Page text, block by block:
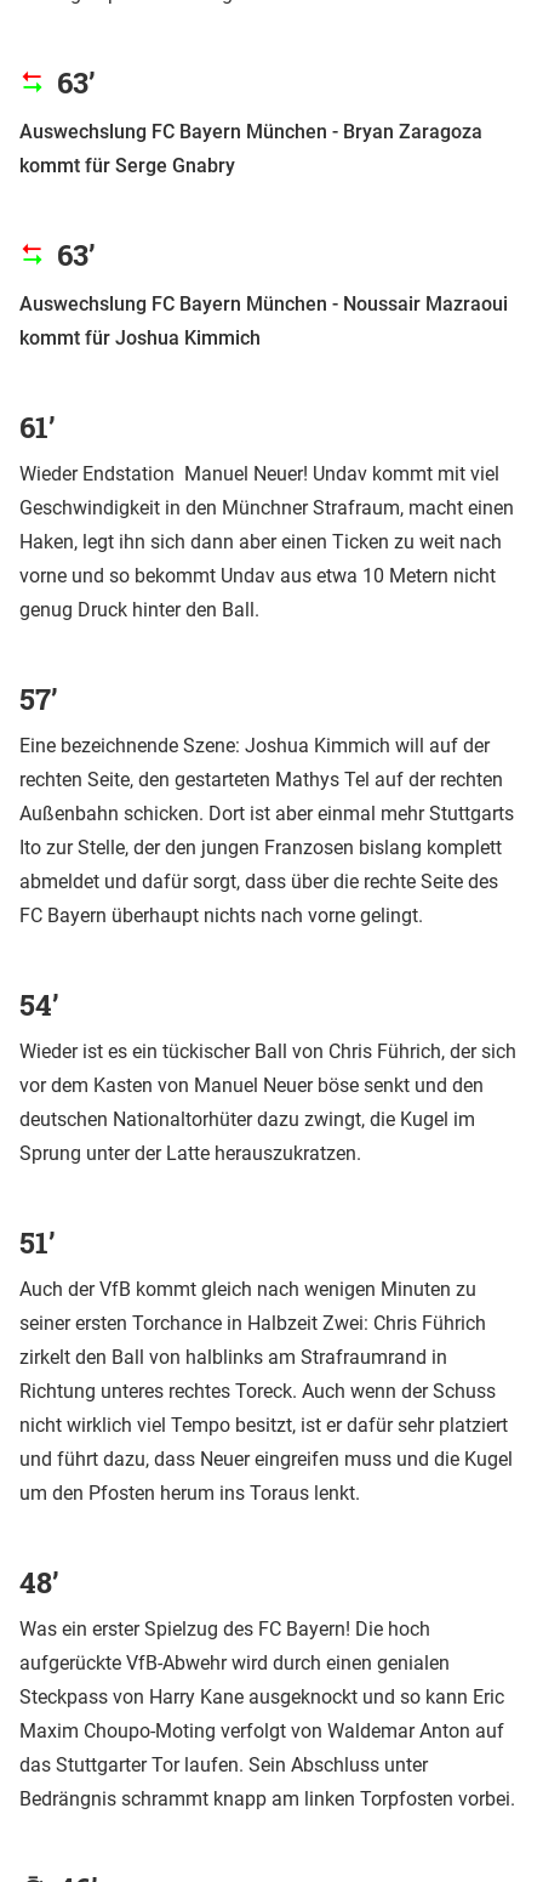
63’
Auswechslung FC Bayern München - Bryan Zaragoza
kommt für Serge Gnabry
63’
Auswechslung FC Bayern München - Noussair Mazraoui
kommt für Joshua Kimmich
61’
Wieder Endstation Manuel Neuer! Undav kommt mit viel
Geschwindigkeit in den Münchner Strafraum, macht einen
Haken, legt ihn sich dann aber einen Ticken zu weit nach
vorne und so bekommt Undav aus etwa 10 Metern nicht
genug Druck hinter den Ball.
57’
Eine bezeichnende Szene: Joshua Kimmich will auf der
rechten Seite, den gestarteten Mathys Tel auf der rechten
Außenbahn schicken. Dort ist aber einmal mehr Stuttgarts
Ito zur Stelle, der den jungen Franzosen bislang komplett
abmeldet und dafür sorgt, dass über die rechte Seite des
FC Bayern überhaupt nichts nach vorne gelingt.
54’
Wieder ist es ein tückischer Ball von Chris Führich, der sich
vor dem Kasten von Manuel Neuer böse senkt und den
deutschen Nationaltorhüter dazu zwingt, die Kugel im
Sprung unter der Latte herauszukratzen.
51’
Auch der VfB kommt gleich nach wenigen Minuten zu
seiner ersten Torchance in Halbzeit Zwei: Chris Führich
zirkelt den Ball von halblinks am Strafraumrand in
Richtung unteres rechtes Toreck. Auch wenn der Schuss
nicht wirklich viel Tempo besitzt, ist er dafür sehr platziert
und führt dazu, dass Neuer eingreifen muss und die Kugel
um den Pfosten herum ins Toraus lenkt.
48’
Was ein erster Spielzug des FC Bayern! Die hoch
aufgerückte VfB-Abwehr wird durch einen genialen
Steckpass von Harry Kane ausgeknockt und so kann Eric
Maxim Choupo-Moting verfolgt von Waldemar Anton auf
das Stuttgarter Tor laufen. Sein Abschluss unter
Bedrängnis schrammt knapp am linken Torpfosten vorbei.